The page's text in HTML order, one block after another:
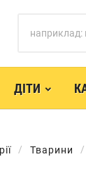
ДІТИ
Тварини